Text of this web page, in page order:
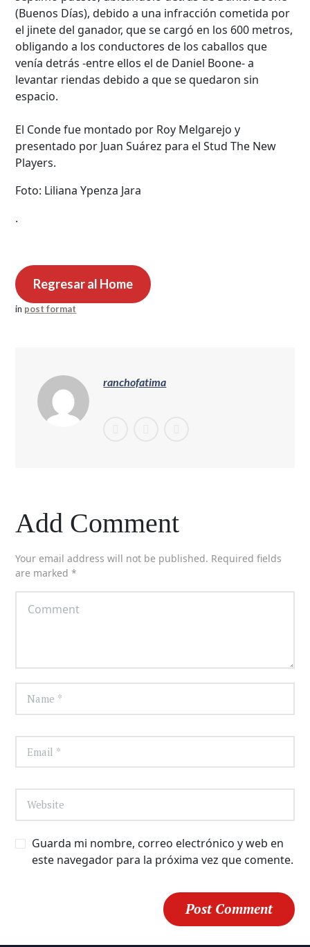
(Buenos Días), debido a una infracción cometida por
el jinete del ganador, que se cargó en los 600 metros,
obligando a los conductores de los caballos que
venía detrás -entre ellos el de Daniel Boone- a
levantar riendas debido a que se quedaron sin
espacio.
El Conde fue montado por Roy Melgarejo y
presentado por Juan Suárez para el Stud The New
Players.
Foto: Liliana Ypenza Jara
.
Regresar al Home
in post format
ranchofatima
Add Comment
Your email address will not be published. Required fields
are marked *
Guarda mi nombre, correo electrónico y web en
este navegador para la próxima vez que comente.